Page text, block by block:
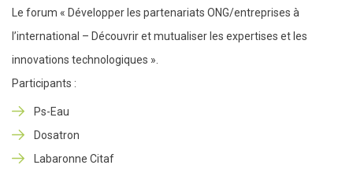
Le forum « Développer les partenariats ONG/entreprises à
l’international – Découvrir et mutualiser les expertises et les
innovations technologiques ».
Participants :
Ps-Eau
Dosatron
Labaronne Citaf